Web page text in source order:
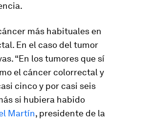
más habituales en
En el caso del tumor
“En los tumores que sí
el cáncer colorrectal y
cinco y por casi seis
si hubiera habido
Martín, presidente de la